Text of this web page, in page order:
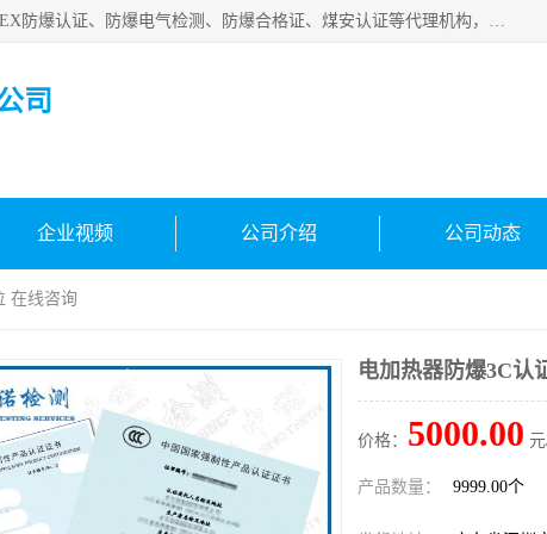
深圳中诺检测技术有限公司是一家专注IECEx防爆认证、ATEX防爆认证、防爆电气检测、防爆合格证、煤安认证等代理机构，可为客户提供从防爆设计、认证、现场检查、工程施工改造、培训等一站式服务。
司
企业视频 公司介绍 公司动态
在线咨询
电加热器防爆3C认
价格： 5000.00
产品数量： 9999.00个